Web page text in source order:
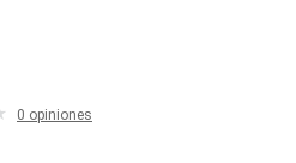
0 opiniones